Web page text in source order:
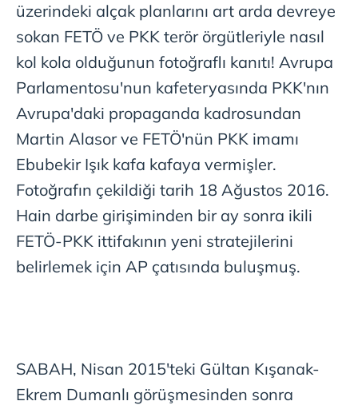
üzerindeki alçak planlarını art arda devreye
sokan FETÖ ve PKK terör örgütleriyle nasıl
kol kola olduğunun fotoğraflı kanıtı! Avrupa
Parlamentosu'nun kafeteryasında PKK'nın
Avrupa'daki propaganda kadrosundan
Martin Alasor ve FETÖ'nün PKK imamı
Ebubekir Işık kafa kafaya vermişler.
Fotoğrafın çekildiği tarih 18 Ağustos 2016.
Hain darbe girişiminden bir ay sonra ikili
FETÖ-PKK ittifakının yeni stratejilerini
belirlemek için AP çatısında buluşmuş.
SABAH, Nisan 2015'teki Gültan Kışanak-
Ekrem Dumanlı görüşmesinden sonra